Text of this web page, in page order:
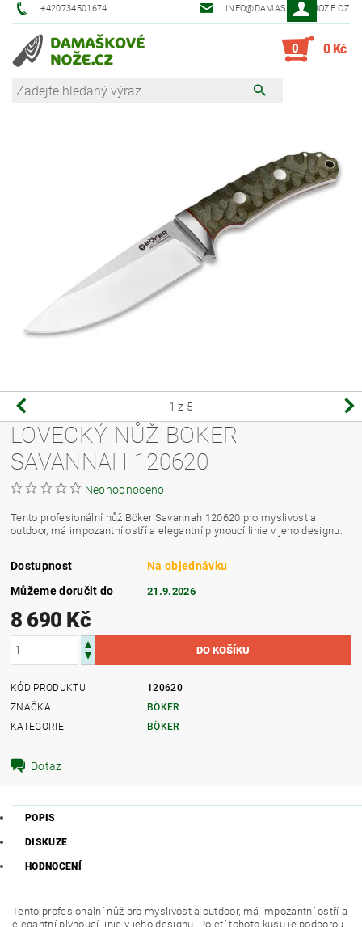
+420734501674 INFO@DAMASKOVE-NOZE.CZ
0 0 Kč
1 z 5
LOVECKÝ NŮŽ BOKER
SAVANNAH 120620
Neohodnoceno
Tento profesionální nůž Böker Savannah 120620 pro myslivost a
outdoor, má impozantní ostří a elegantní plynoucí linie v jeho designu.
Dostupnost
Na objednávku
Můžeme doručit do
21.9.2026
8 690 Kč
KÓD PRODUKTU
120620
ZNAČKA
BÖKER
KATEGORIE
BÖKER
Dotaz
POPIS
DISKUZE
HODNOCENÍ
Tento profesionální nůž pro myslivost a outdoor, má impozantní ostří a
elegantní plynoucí linie v jeho designu. Pojetí tohoto kusu je podporou